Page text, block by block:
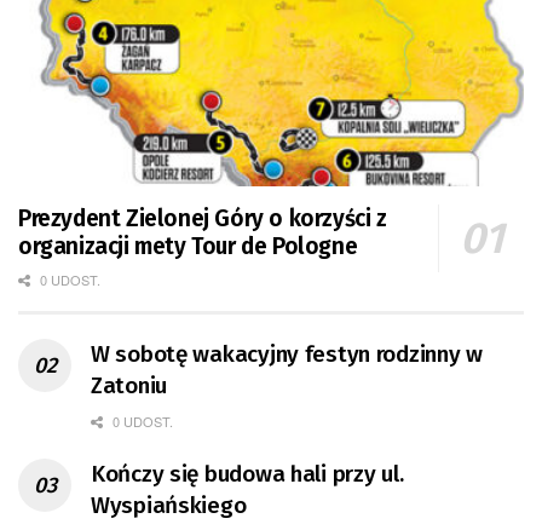
Prezydent Zielonej Góry o korzyści z
organizacji mety Tour de Pologne
0 UDOST.
W sobotę wakacyjny festyn rodzinny w
Zatoniu
0 UDOST.
Kończy się budowa hali przy ul.
Wyspiańskiego